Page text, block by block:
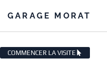
GARAGE MORAT
COMMENCER LA VISITE